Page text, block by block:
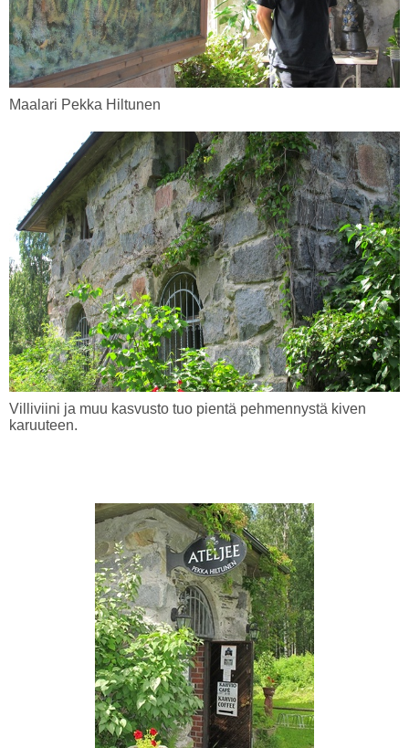
Maalari Pekka Hiltunen
Villiviini ja muu kasvusto tuo pientä pehmennystä kiven
karuuteen.